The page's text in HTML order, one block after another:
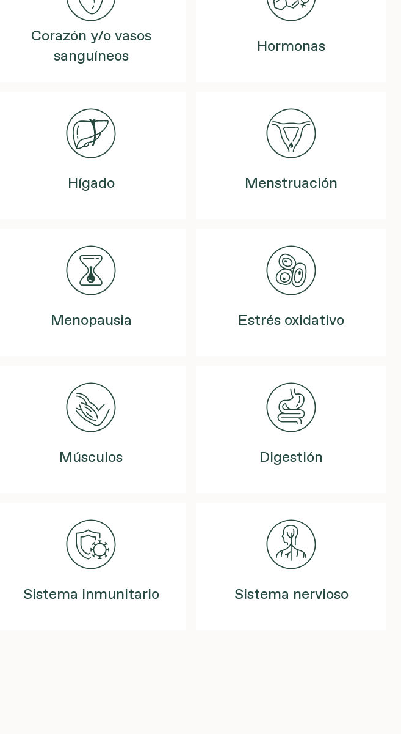
Corazón y/o vasos
sanguíneos
Hormonas
Hígado Menstruación
Menopausia Estrés oxidativo
Músculos Digestión
Sistema inmunitario Sistema nervioso